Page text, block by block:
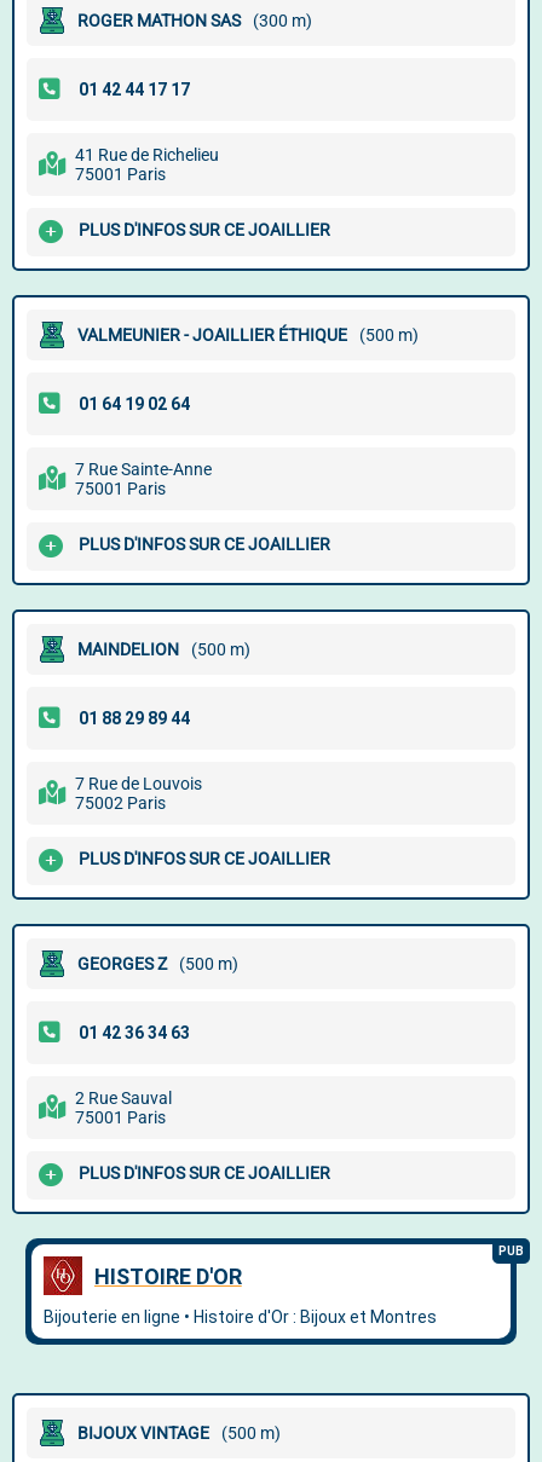
ROGER MATHON SAS (300 m)
41 Rue de Richelieu
75001 Paris
PLUS D'INFOS SUR CE JOAILLIER
VALMEUNIER - JOAILLIER ÉTHIQUE (500 m)
7 Rue Sainte-Anne
75001 Paris
PLUS D'INFOS SUR CE JOAILLIER
MAINDELION (500 m)
7 Rue de Louvois
75002 Paris
PLUS D'INFOS SUR CE JOAILLIER
GEORGES Z (500 m)
2 Rue Sauval
75001 Paris
PLUS D'INFOS SUR CE JOAILLIER
BIJOUX VINTAGE (500 m)